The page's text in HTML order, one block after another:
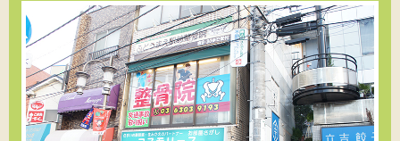
転倒し手首を痛めた方を施術しました
2023/11/10
背中の痛みで悩んでいる方を施術しました
2023/11/06
頭痛で悩んでいる方を施術しました